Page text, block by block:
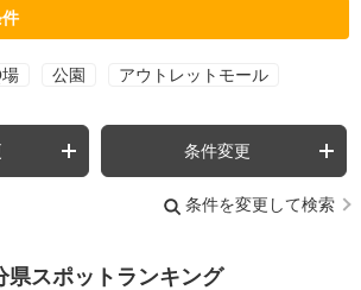
公園 アウトレットモール
条件変更
条件を変更して検索
県スポットランキング